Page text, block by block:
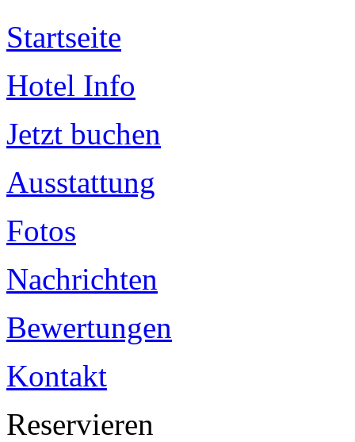
Startseite
Hotel Info
Jetzt buchen
Ausstattung
Fotos
Nachrichten
Bewertungen
Kontakt
Reservieren